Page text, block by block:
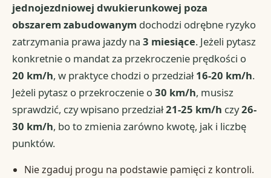
jednojezdniowej dwukierunkowej poza
obszarem zabudowanym dochodzi odrębne ryzyko
zatrzymania prawa jazdy na3 miesiące. Jeżeli pytasz
konkretnie o mandat za przekroczenie prędkości o
20 km/h, w praktyce chodzi o przedział16-20 km/h.
Jeżeli pytasz o przekroczenie o30 km/h, musisz
sprawdzić, czy wpisano przedział21-25 km/h czy26-
30 km/h, bo to zmienia zarówno kwotę, jak i liczbę
punktów.
Nie zgaduj progu na podstawie pamięci z kontroli.